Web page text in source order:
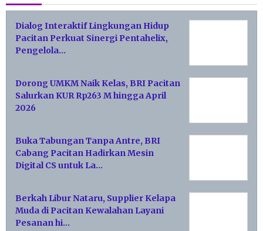
Dialog Interaktif Lingkungan Hidup
Pacitan Perkuat Sinergi Pentahelix,
Pengelola…
Dorong UMKM Naik Kelas, BRI Pacitan
Salurkan KUR Rp263 M hingga April
2026
Buka Tabungan Tanpa Antre, BRI
Cabang Pacitan Hadirkan Mesin
Digital CS untuk La…
Berkah Libur Nataru, Supplier Kelapa
Muda di Pacitan Kewalahan Layani
Pesanan hi…